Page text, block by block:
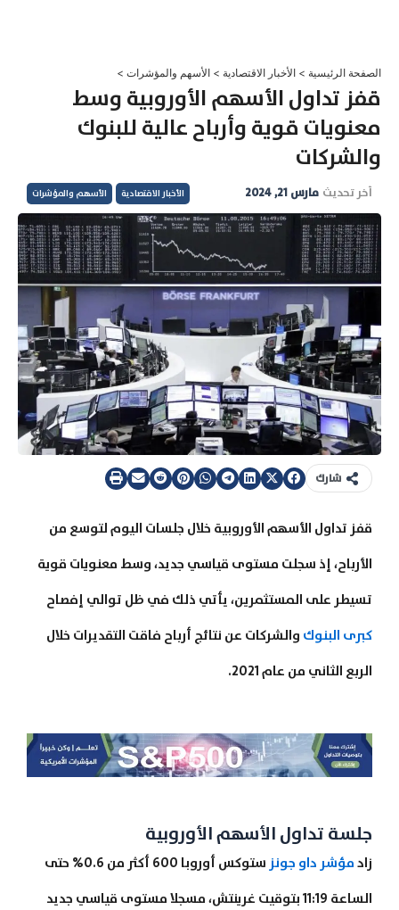
الصفحة الرئيسية > الأخبار الاقتصادية > الأسهم والمؤشرات >
قفز تداول الأسهم الأوروبية وسط
معنويات قوية وأرباح عالية للبنوك
والشركات
آخر تحديث مارس 21, 2024 الأخبار الاقتصادية الأسهم والمؤشرات
شارك
قفز تداول الأسهم الأوروبية خلال جلسات اليوم لتوسع من
الأرباح، إذ سجلت مستوى قياسي جديد، وسط معنويات قوية
تسيطر على المستثمرين، يأتي ذلك في ظل توالي إفصاح
كبرى البنوك والشركات عن نتائج أرباح فاقت التقديرات خلال
الربع الثاني من عام 2021.
جلسة تداول الأسهم الأوروبية
زاد مؤشر داو جونز
ستوكس أوروبا 600 أكثر من 0.6% حتى
الساعة 11:19 بتوقيت غرينتش، مسجلا مستوى قياسي جديد